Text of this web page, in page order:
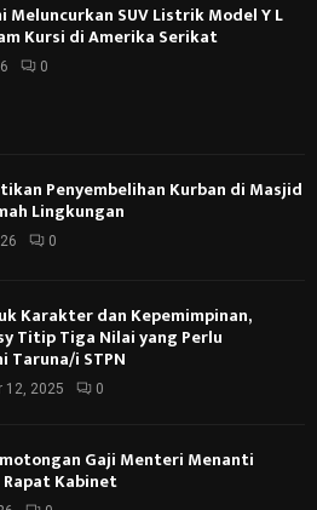
Meluncurkan SUV Listrik Model Y L
Kursi di Amerika Serikat
0
Penyembelihan Kurban di Masjid
Lingkungan
0
Karakter dan Kepemimpinan,
Titip Tiga Nilai yang Perlu
Taruna/i STPN
12, 2025 0
Gaji Menteri Menanti
Kabinet